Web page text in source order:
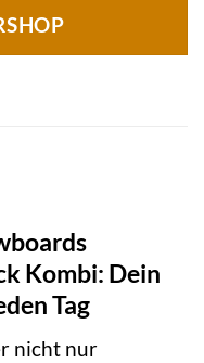
Kombi: Dein
Tag
nicht nur